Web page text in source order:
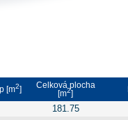
[m2]
Celková plocha
[m2]
181.75